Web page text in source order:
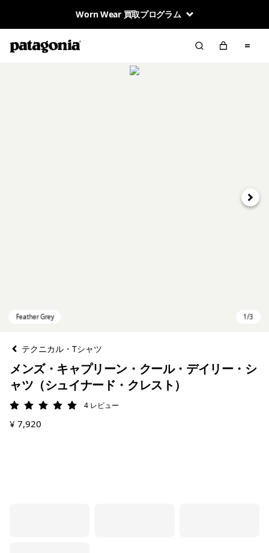
Worn Wear 買取プログラム
次へ
テクニカル・Tシャツ
メンズ・キャプリーン・クール・デイリー・シ
ャツ（シュイナード・クレスト）
評価: 5 / 5 4 レビュー
¥ 7,920